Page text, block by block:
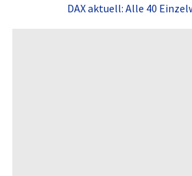
DAX aktuell: Alle 40